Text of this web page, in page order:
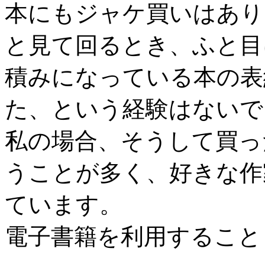
本にもジャケ買いはあ
と見て回るとき、ふと
積みになっている本の
た、という経験はない
私の場合、そうして買
うことが多く、好きな
ています。
電子書籍を利用するこ